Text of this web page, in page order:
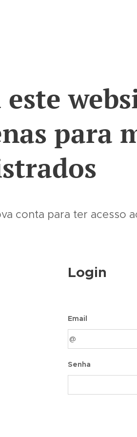
este
para
conta para ter acesso
Login
Email
Senha